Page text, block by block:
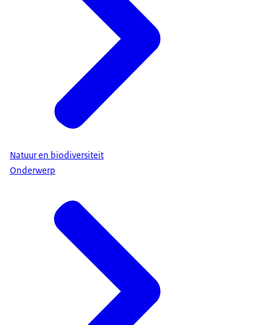
Natuur en biodiversiteit
Onderwerp